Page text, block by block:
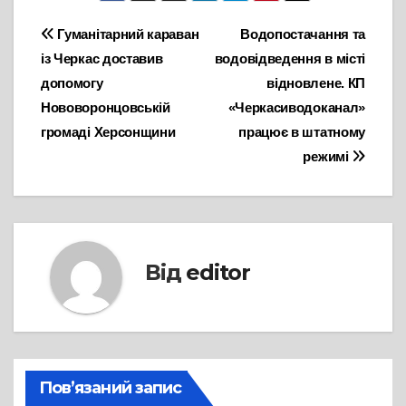
Навігація
записів
Водопостачання та
водовідведення в місті
відновлене. КП
«Черкасиводоканал»
працює в штатному
режимі
Гуманітарний караван
із Черкас доставив
допомогу
Нововоронцовській
громаді Херсонщини
Від editor
Пов’язаний запис